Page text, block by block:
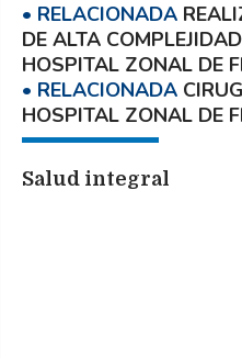
DE ALTA
HOSPITAL ZONAL DE
HOSPITAL ZONAL DE
Salud integral